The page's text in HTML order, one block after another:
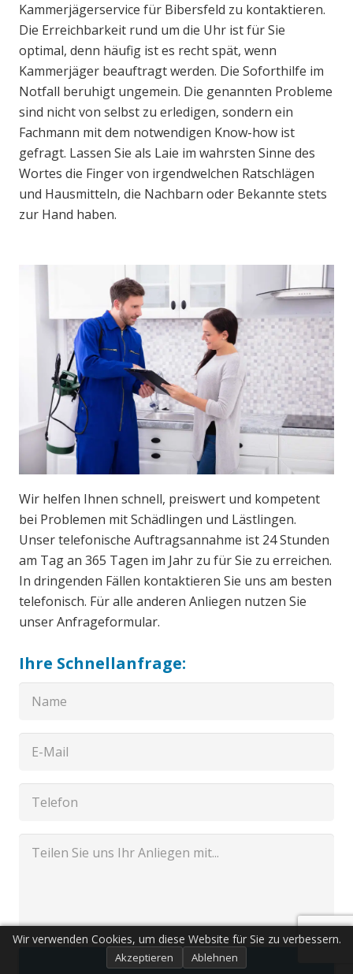
Kammerjägerservice für Bibersfeld zu kontaktieren.
Die Erreichbarkeit rund um die Uhr ist für Sie
optimal, denn häufig ist es recht spät, wenn
Kammerjäger beauftragt werden. Die Soforthilfe im
Notfall beruhigt ungemein. Die genannten Probleme
sind nicht von selbst zu erledigen, sondern ein
Fachmann mit dem notwendigen Know-how ist
gefragt. Lassen Sie als Laie im wahrsten Sinne des
Wortes die Finger von irgendwelchen Ratschlägen
und Hausmitteln, die Nachbarn oder Bekannte stets
zur Hand haben.
Wir helfen Ihnen schnell, preiswert und kompetent
bei Problemen mit Schädlingen und Lästlingen.
Unser telefonische Auftragsannahme ist 24 Stunden
am Tag an 365 Tagen im Jahr zu für Sie zu erreichen.
In dringenden Fällen kontaktieren Sie uns am besten
telefonisch. Für alle anderen Anliegen nutzen Sie
unser Anfrageformular.
Ihre Schnellanfrage:
Senden
Wir verwenden Cookies, um diese Website für Sie zu verbessern.
Akzeptieren Ablehnen